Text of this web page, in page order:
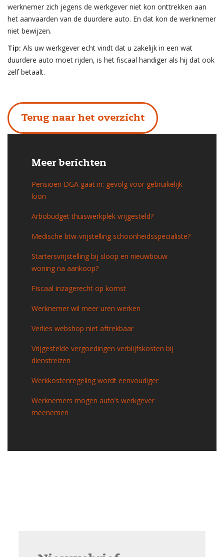
werknemer zich jegens de werkgever niet kon onttrekken aan
het aanvaarden van de duurdere auto. En dat kon de werknemer
niet bewijzen.
Tip: Als uw werkgever echt vindt dat u zakelijk in een wat
duurdere auto moet rijden, is het fiscaal handiger als hij dat ook
zelf betaalt.
Terug naar het overzicht
Meer berichten
Pensioen DGA gaat in: gevolg voor gebruikelijk
loon
Arbobudget thuiswerkplek vrijgesteld?
Medische btw-vrijstelling schoonheidsspecialiste?
Startersvrijstelling bij sloop en nieuwbouw
woning na aankoop?
Fiscaal inzagerecht op komst
Werknemer wil meer uren werken
Verlies webshop niet aftrekbaar
Vrijgestelde vergoedingen verblijfskosten bij
dienstreizen
Werkkostenregeling wordt eenvoudiger
Werknemers mogen auto’s werkgever
meenemen